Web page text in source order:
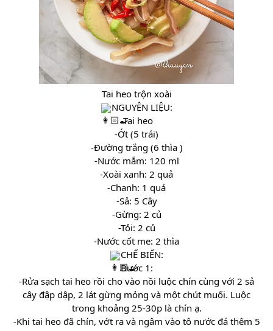
Tai heo trộn xoài
NGUYÊN LIỆU:
-Tai heo
-Ớt (5 trái)
-Đường trắng (6 thìa )
-Nước mắm: 120 ml
-Xoài xanh: 2 quả
-Chanh: 1 quả
-Sả: 5 Cây
-Gừng: 2 củ
-Tỏi: 2 củ
-Nước cốt me: 2 thìa
CHẾ BIẾN:
Bước 1:
-Rửa sạch tai heo rồi cho vào nồi luộc chín cùng với 2 sả
cây đập dập, 2 lát gừng mỏng và một chút muối. Luộc
trong khoảng 25-30p là chín ạ.
-Khi tai heo đã chín, vớt ra và ngâm vào tô nước đá thêm 5